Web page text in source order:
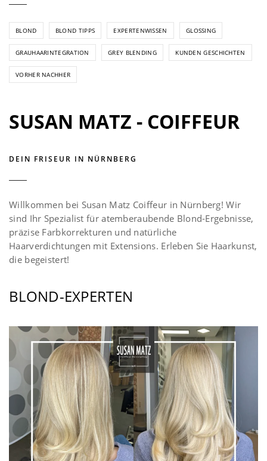
BLOND BLOND TIPPS EXPERTENWISSEN GLOSSING
GRAUHAARINTEGRATION GREY BLENDING KUNDEN GESCHICHTEN
VORHER NACHHER
SUSAN MATZ - COIFFEUR
DEIN FRISEUR IN NÜRNBERG
Willkommen bei Susan Matz Coiffeur in Nürnberg! Wir
sind Ihr Spezialist für atemberaubende Blond-Ergebnisse,
präzise Farbkorrekturen und natürliche
Haarverdichtungen mit Extensions. Erleben Sie Haarkunst,
die begeistert!
BLOND-EXPERTEN